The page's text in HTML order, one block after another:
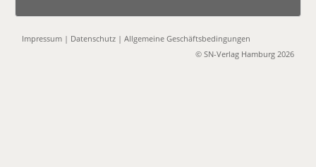
Impressum | Datenschutz |Allgemeine Geschäftsbedingungen
© SN-Verlag Hamburg 2026